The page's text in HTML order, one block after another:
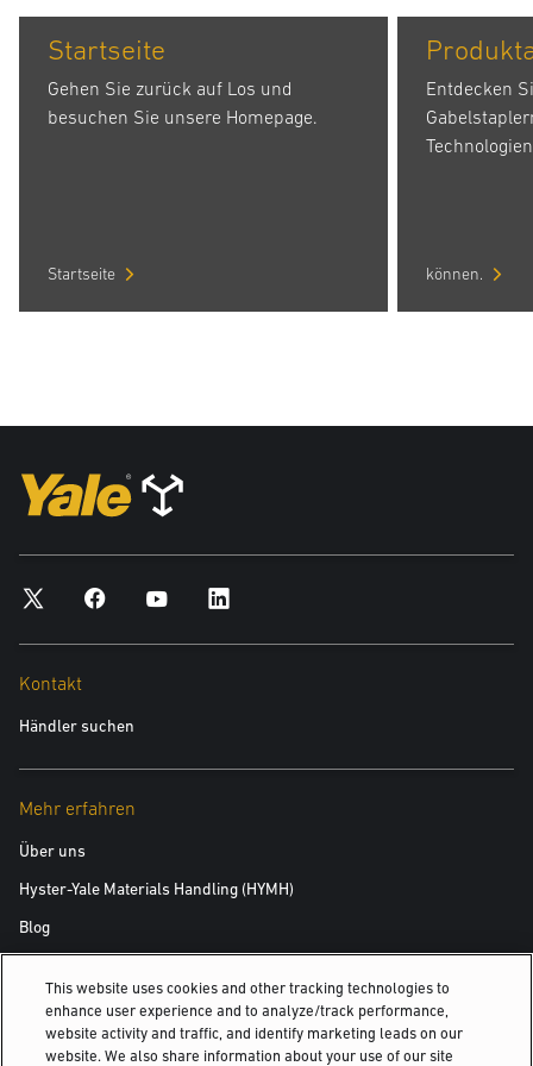
Startseite
Gehen Sie zurück auf Los und
besuchen Sie unsere Homepage.
Startseite
Entdecken
können.
Kontakt
Händler suchen
Mehr erfahren
Über uns
Hyster-Yale Materials Handling (HYMH)
Blog
Stellenangebote
Stellenangebote
This website uses cookies and other tracking technologies to
enhance user experience and to analyze/track performance,
website activity and traffic, and identify marketing leads on our
website. We also share information about your use of our site